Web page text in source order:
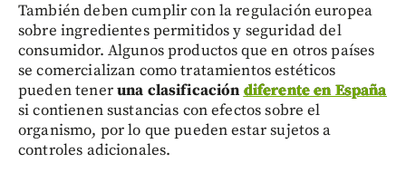
También deben cumplir con la regulación europea
sobre ingredientes permitidos y seguridad del
consumidor. Algunos productos que en otros países
se comercializan como tratamientos estéticos
pueden teneruna clasificación diferente en España
si contienen sustancias con efectos sobre el
organismo, por lo que pueden estar sujetos a
controles adicionales.